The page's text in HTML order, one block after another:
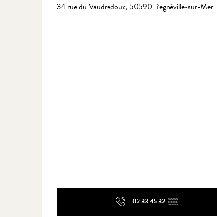
34 rue du Vaudredoux, 50590 Regnéville-sur-Mer
02 33 45 32 ▒▒